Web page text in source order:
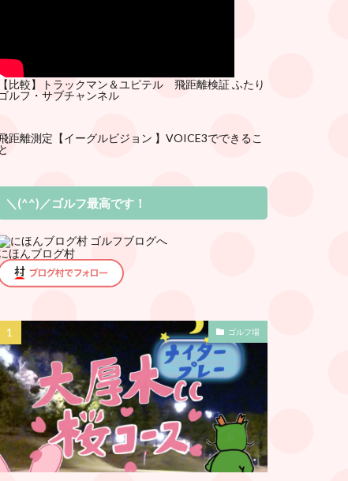
【比較】トラックマン＆ユピテル 飛距離検証ふたり
ゴルフ・サブチャンネル
距離測定 【イーグルビジョン 】VOICE3でできるこ
と
＼(^^)／ゴルフ最高です！
ほんブログ村
ゴルフ場